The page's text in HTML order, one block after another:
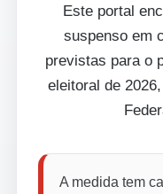
Este portal
suspenso em
previstas para o
eleitoral de
A medida tem